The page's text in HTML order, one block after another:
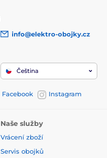
info@elektro-obojky.cz
Čeština
Facebook Instagram
Naše služby
Vrácení zboží
Servis obojků